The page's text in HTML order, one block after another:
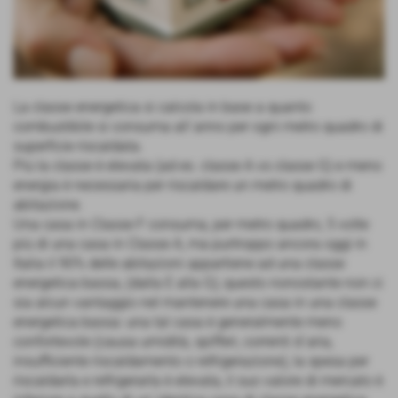
La classe energetica si calcola in base a quanto
combustibile si consuma all´anno per ogni metro quadro di
superficie riscaldata.
Più la classe è elevata (ad es. classe A vs classe G) e meno
energia è necessaria per riscaldare un metro quadro di
abitazione.
Una casa in Classe F consuma, per metro quadro, 5 volte
più di una casa in Classe A, ma purtroppo ancora oggi in
Italia il 90% delle abitazioni appartiene ad una classe
energetica bassa, (dalla E alla G); questo nonostante non ci
sia alcun vantaggio nel mantenere una casa in una classe
energetica bassa: una tal casa è generalmente meno
confortevole (causa umidità, spifferi, correnti d´aria,
insufficiente riscaldamento o refrigerazione), la spesa per
riscaldarla e refrigerarla è elevata, il suo valore di mercato è